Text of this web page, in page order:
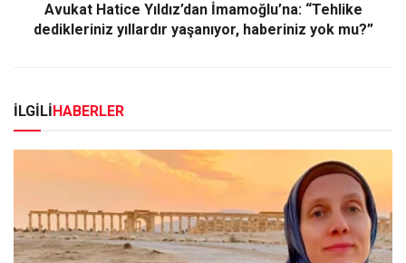
Avukat Hatice Yıldız’dan İmamoğlu’na: “Tehlike
dedikleriniz yıllardır yaşanıyor, haberiniz yok mu?”
İLGİLİHABERLER